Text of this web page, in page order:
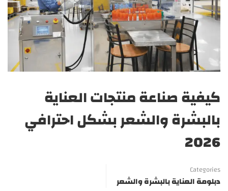
كيفية صناعة منتجات العناية
بالبشرة والشعر بشكل احترافي
2026
Categories
دبلومة العناية بالبشرة والشعر